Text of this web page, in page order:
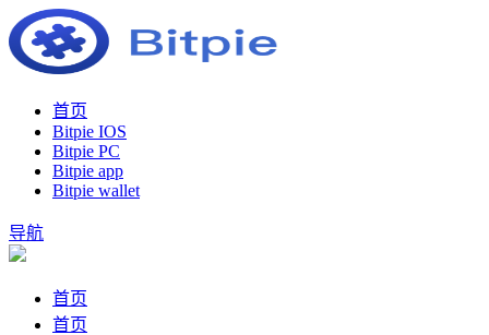
首页
Bitpie IOS
Bitpie PC
Bitpie app
Bitpie wallet
导航
首页
首页